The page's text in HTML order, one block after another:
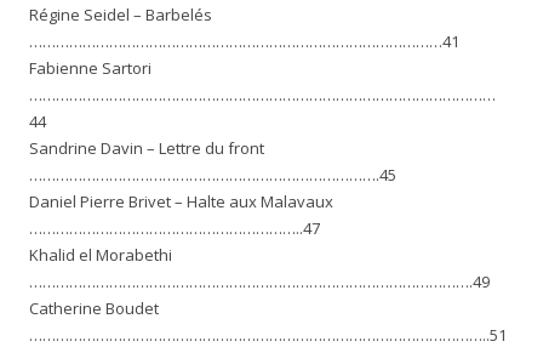
Régine Seidel – Barbelés
…………………………………………………………………………………41
Fabienne Sartori
……………………………………………………………………………………………
44
Sandrine Davin – Lettre du front
…………………………………………………………………….45
Daniel Pierre Brivet – Halte aux Malavaux
……………………………………………………..47
Khalid el Morabethi
……………………………………………………………………………………….49
Catherine Boudet
…………………………………………………………………………………………..51